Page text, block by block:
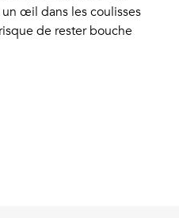
œil dans les coulisses
de rester bouche